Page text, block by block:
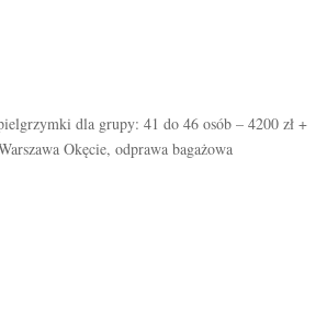
dla grupy: 41 do 46 osób – 4200 zł +
Okęcie, odprawa bagażowa